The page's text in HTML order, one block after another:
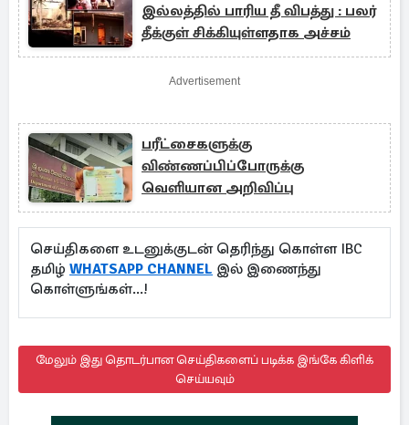
இல்லத்தில் பாரிய தீ விபத்து : பலர்
தீக்குள் சிக்கியுள்ளதாக அச்சம்
Advertisement
பரீட்சைகளுக்கு
விண்ணப்பிப்போருக்கு
வெளியான அறிவிப்பு
செய்திகளை உடனுக்குடன் தெரிந்து கொள்ள IBC
தமிழ் WHATSAPP CHANNEL இல் இணைந்து
கொள்ளுங்கள்...!
மேலும் இது தொடர்பான செய்திகளைப் படிக்க இங்கே கிளிக்
செய்யவும்